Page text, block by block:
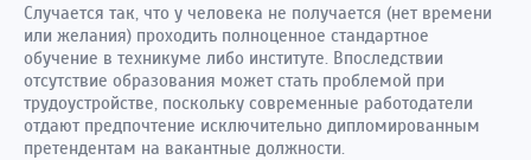
Случается так, что у человека не получается (нет времени
или желания) проходить полноценное стандартное
обучение в техникуме либо институте. Впоследствии
отсутствие образования может стать проблемой при
трудоустройстве, поскольку современные работодатели
отдают предпочтение исключительно дипломированным
претендентам на вакантные должности.